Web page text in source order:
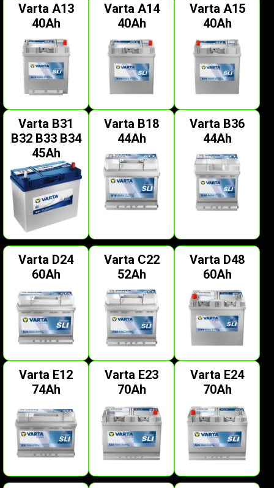
Varta A13
40Ah
Varta A14
40Ah
Varta A15
40Ah
Varta B31
B32 B33 B34
45Ah
Varta B18
44Ah
Varta B36
44Ah
Varta D24
60Ah
Varta C22
52Ah
Varta D48
60Ah
Varta E12
74Ah
Varta E23
70Ah
Varta E24
70Ah